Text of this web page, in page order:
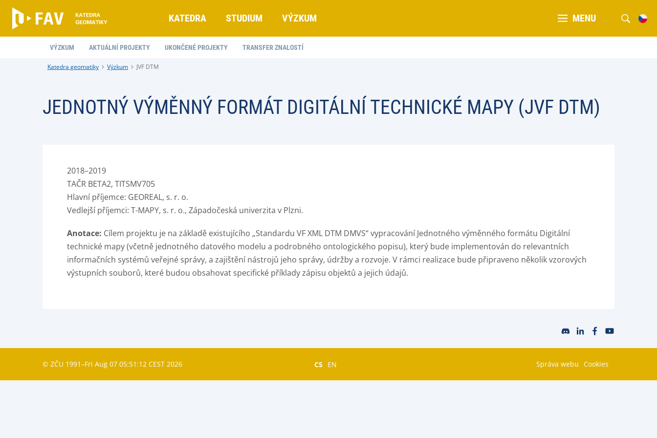
KATEDRA STUDIUM VÝZKUM MENU
VÝZKUM AKTUÁLNÍ PROJEKTY UKONČENÉ PROJEKTY TRANSFER ZNALOSTÍ
Katedra geomatiky Výzkum JVF DTM
JEDNOTNÝ VÝMĚNNÝ FORMÁT DIGITÁLNÍ TECHNICKÉ MAPY (JVF DTM)
2018–2019
TAČR BETA2, TITSMV705
Hlavní příjemce: GEOREAL, s. r. o.
Vedlejší příjemci: T-MAPY, s. r. o., Západočeská univerzita v Plzni.
Anotace: Cílem projektu je na základě existujícího „Standardu VF XML DTM DMVS“ vypracování Jednotného výměnného formátu Digitální
technické mapy (včetně jednotného datového modelu a podrobného ontologického popisu), který bude implementován do relevantních
informačních systémů veřejné správy, a zajištění nástrojů jeho správy, údržby a rozvoje. V rámci realizace bude připraveno několik vzorových
výstupních souborů, které budou obsahovat specifické příklady zápisu objektů a jejich údajů.
© ZČU 1991–Fri Aug 07 05:51:12 CEST 2026 CS EN Správa webu Cookies